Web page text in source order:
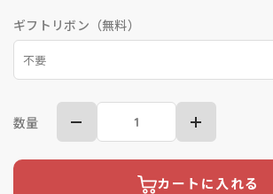
ギフトリボン（無料）
数量
カートに入れる